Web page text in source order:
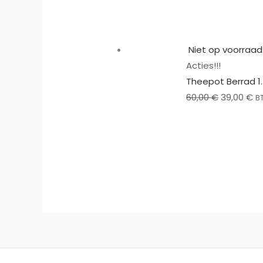
Niet op voorraad
Acties!!!
Theepot Berrad
60,00€39,00€